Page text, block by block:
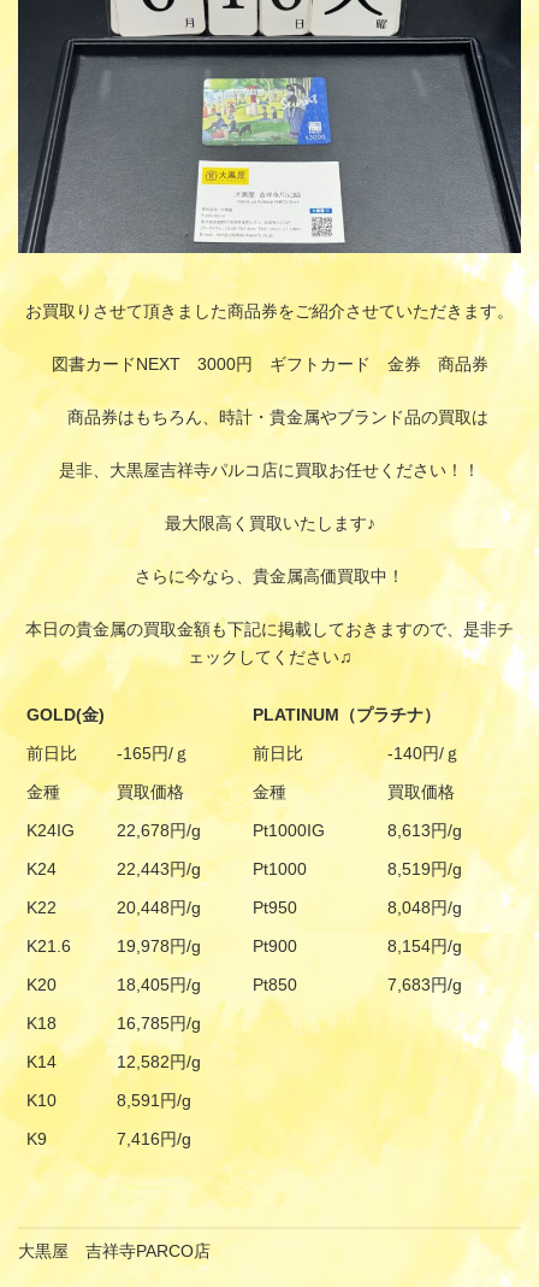
お買取りさせて頂きました商品券をご紹介させていただきます。
図書カードNEXT 3000円 ギフトカード 金券 商品券
商品券はもちろん、時計・貴金属やブランド品の買取は
是非、大黒屋吉祥寺パルコ店に買取お任せください！！
最大限高く買取いたします♪
さらに今なら、貴金属高価買取中！
本日の貴金属の買取金額も下記に掲載しておきますので、是非チ
ェックしてください♫
GOLD(金)
PLATINUM（プラチナ）
前日比
-165円/ｇ 前日比
-140円/ｇ
金種
買取価格 金種
買取価格
K24IG
22,678円/g Pt1000IG
8,613円/g
K24
22,443円/g Pt1000
8,519円/g
K22
20,448円/g Pt950
8,048円/g
K21.6
19,978円/g Pt900
8,154円/g
K20
18,405円/g Pt850
7,683円/g
K18
16,785円/g
K14
12,582円/g
K10
8,591円/g
K9
7,416円/g
大黒屋 吉祥寺PARCO店